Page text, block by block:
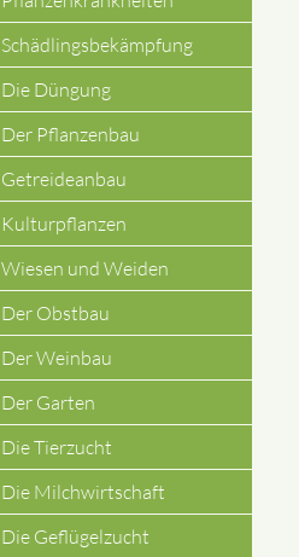
Schädlingsbekämpfung
Die Düngung
Der Pflanzenbau
Getreideanbau
Kulturpflanzen
Wiesen und Weiden
Der Obstbau
Der Weinbau
Der Garten
Die Tierzucht
Die Milchwirtschaft
Die Geflügelzucht